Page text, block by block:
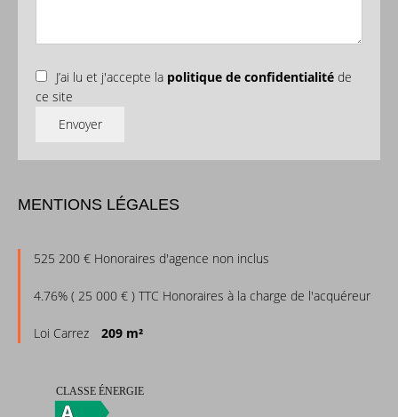
J’ai lu et j'accepte la politique de confidentialité de
ce site
Envoyer
MENTIONS LÉGALES
525 200 € Honoraires d'agence non inclus
4.76% ( 25 000 € ) TTC Honoraires à la charge de l'acquéreur
Loi Carrez 209 m²